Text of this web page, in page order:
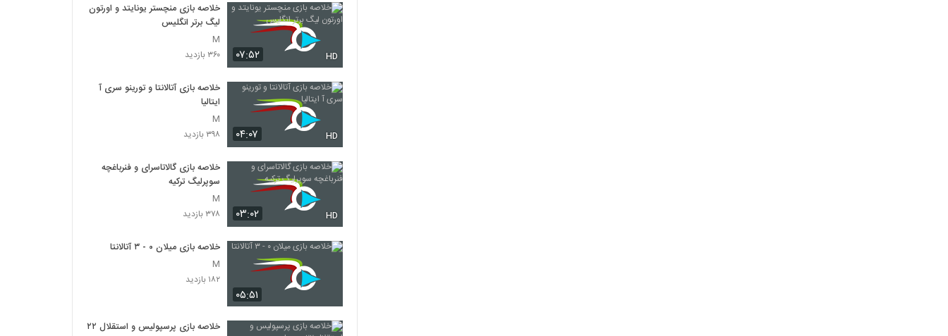
۰۷:۵۲ HD
خلاصه بازی منچستر یونایتد و اورتون
لیگ برتر انگلیس
M
۳۶۰ بازدید
۰۴:۰۷ HD
خلاصه بازی آتالانتا و تورینو سری آ
ایتالیا
M
۳۹۸ بازدید
۰۳:۰۲ HD
خلاصه بازی گالاتاسرای و فنرباغچه
سوپرلیگ ترکیه
M
۳۷۸ بازدید
۰۵:۵۱
خلاصه بازی میلان ۰ - ۳ آتالانتا
M
۱۸۲ بازدید
خلاصه بازی پرسپولیس و استقلال ۲۲